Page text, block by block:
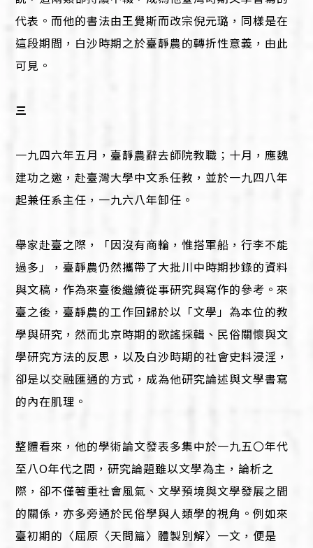
代表。而他的書法由王覺斯而改宗倪元璐，同樣是在
這段期間，白沙時期之於臺靜農的轉折性意義，由此
可見。
三
一九四六年五月，臺靜農辭去師院教職；十月，應魏
建功之邀，赴臺灣大學中文系任教，並於一九四八年
起兼任系主任，一九六八年卸任。
舉家赴臺之際，「因沒有商輪，惟搭軍船，行李不能
過多」，臺靜農仍然攜帶了大批川中時期抄錄的資料
與文稿，作為來臺後繼續從事研究與寫作的參考。來
臺之後，臺靜農的工作回歸於以「文學」為本位的教
學與研究，然而北京時期的歌謠採輯、民俗關懷與文
學研究方法的反思，以及白沙時期的社會史料浸淫，
卻是以交融匯通的方式，成為他研究論述與文學書寫
的內在肌理。
整體看來，他的學術論文發表多集中於一九五〇年代
至八O年代之間，研究論題雖以文學為主，論析之
際，卻不僅著重社會風氣、文學預境與文學發展之間
的關係，亦多旁通於民俗學與人類學的視角。例如來
臺初期的〈屈原〈天問篇〉體製別解〉一文，便是